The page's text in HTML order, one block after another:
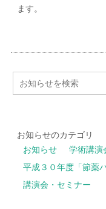
ます。
お知らせのカテゴリ
お知らせ
学術講演
平成３０年度「節薬
講演会・セミナー